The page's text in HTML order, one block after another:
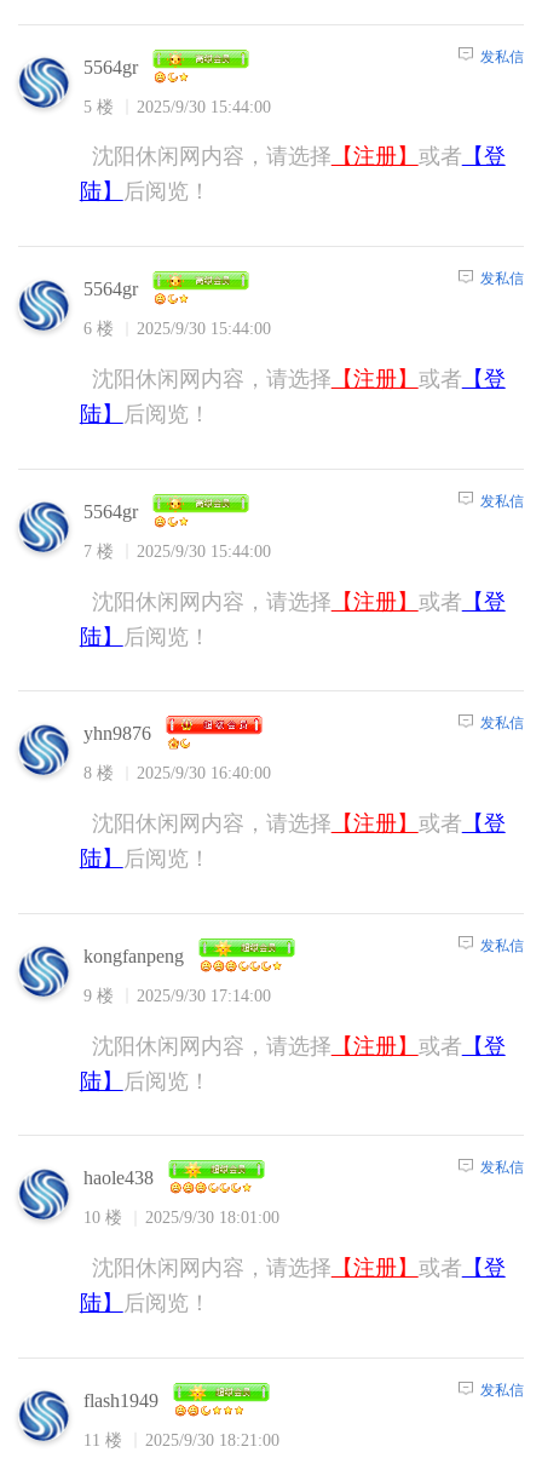
5564gr
5 楼 2025/9/30 15:44:00
发私信
沈阳休闲网内容，请选择 【注册】 或者 【登
陆】
后阅览！
5564gr
6 楼 2025/9/30 15:44:00
发私信
沈阳休闲网内容，请选择 【注册】 或者 【登
陆】
后阅览！
5564gr
7 楼 2025/9/30 15:44:00
发私信
沈阳休闲网内容，请选择 【注册】 或者 【登
陆】
后阅览！
yhn9876
8 楼 2025/9/30 16:40:00
发私信
沈阳休闲网内容，请选择 【注册】 或者 【登
陆】
后阅览！
kongfanpeng
9 楼 2025/9/30 17:14:00
发私信
沈阳休闲网内容，请选择 【注册】 或者 【登
陆】
后阅览！
haole438
10 楼 2025/9/30 18:01:00
发私信
沈阳休闲网内容，请选择 【注册】 或者 【登
陆】
后阅览！
flash1949
11 楼 2025/9/30 18:21:00
发私信